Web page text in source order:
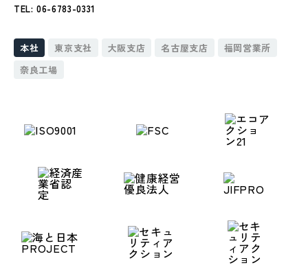
TEL: 06-6783-0331
本社 東京支社 大阪支店 名古屋支店
福岡営業所
奈良工場